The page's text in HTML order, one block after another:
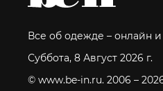
Все об одежде – онлайн и
Суббота, 8 Август 2026 г.
© www.be-in.ru. 2006 –